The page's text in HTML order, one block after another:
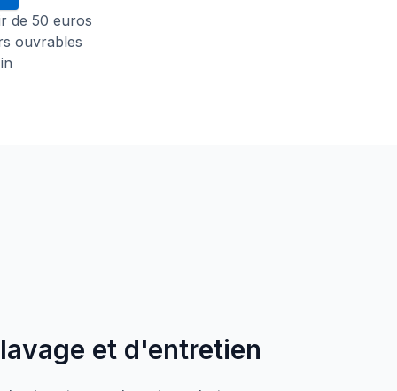
de 50 euros
ouvrables
et d'entretien